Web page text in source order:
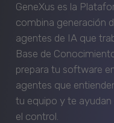
GeneXus es la
combina generación
agentes de IA que
Base de
prepara tu software
agentes que
tu equipo y te ayudan
el control.